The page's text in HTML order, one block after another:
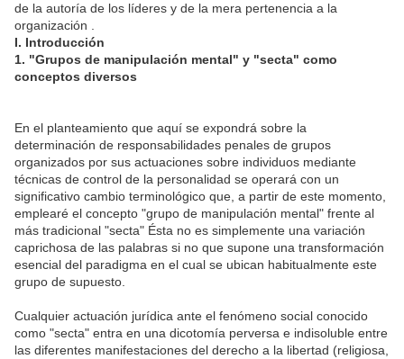
de la autoría de los líderes y de la mera pertenencia a la
organización .
I. Introducción
1. "Grupos de manipulación mental" y "secta" como
conceptos diversos
En el planteamiento que aquí se expondrá sobre la
determinación de responsabilidades penales de grupos
organizados por sus actuaciones sobre individuos mediante
técnicas de control de la personalidad se operará con un
significativo cambio terminológico que, a partir de este momento,
emplearé el concepto "grupo de manipulación mental" frente al
más tradicional "secta" Ésta no es simplemente una variación
caprichosa de las palabras si no que supone una transformación
esencial del paradigma en el cual se ubican habitualmente este
grupo de supuesto.
Cualquier actuación jurídica ante el fenómeno social conocido
como "secta" entra en una dicotomía perversa e indisoluble entre
las diferentes manifestaciones del derecho a la libertad (religiosa,